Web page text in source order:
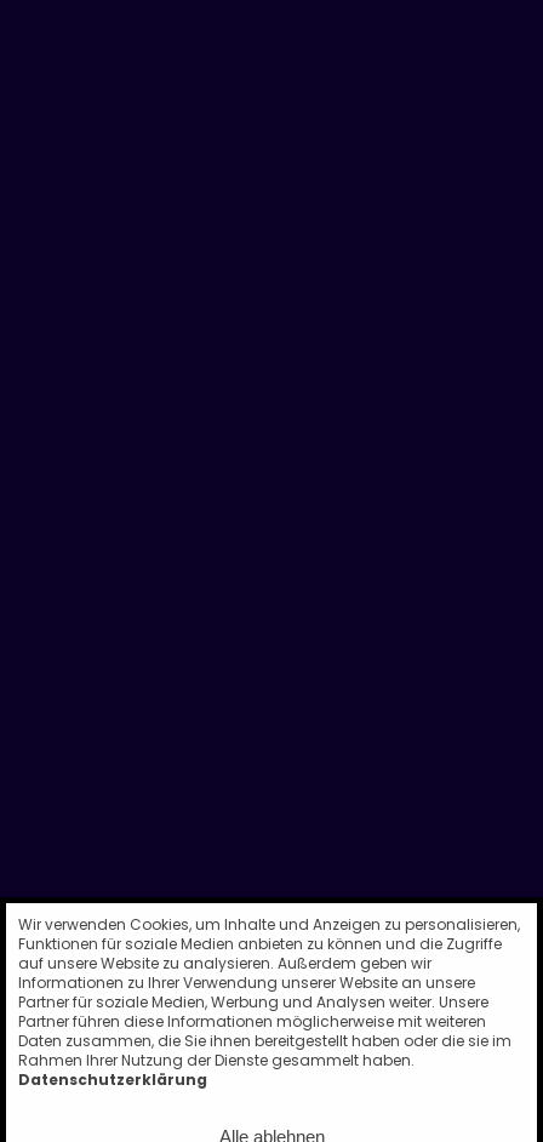
Wir verwenden Cookies, um Inhalte und Anzeigen zu personalisieren,
Funktionen für soziale Medien anbieten zu können und die Zugriffe
auf unsere Website zu analysieren. Außerdem geben wir
Informationen zu Ihrer Verwendung unserer Website an unsere
Partner für soziale Medien, Werbung und Analysen weiter. Unsere
Partner führen diese Informationen möglicherweise mit weiteren
Daten zusammen, die Sie ihnen bereitgestellt haben oder die sie im
Rahmen Ihrer Nutzung der Dienste gesammelt haben.
Datenschutzerklärung
Alle ablehnen